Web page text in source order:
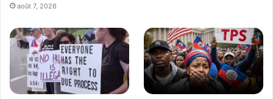
août 7, 2026